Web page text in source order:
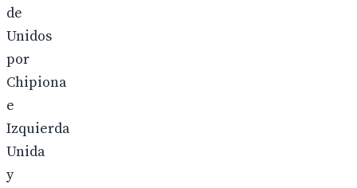
de
Unidos
por
Chipiona
e
Izquierda
Unida
y